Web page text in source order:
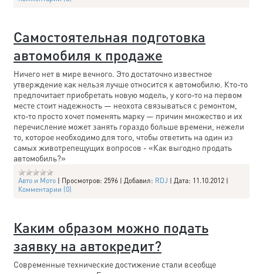
Самостоятельная подготовка
автомобиля к продаже
Ничего нет в мире вечного. Это достаточно известное
утверждение как нельзя лучше относится к автомобилю. Кто-то
предпочитает приобретать новую модель, у кого-то на первом
месте стоит надежность — неохота связываться с ремонтом,
кто-то просто хочет поменять марку — причин множество и их
перечисление может занять гораздо больше времени, нежели
то, которое необходимо для того, чтобы ответить на один из
самых животрепещущих вопросов - «Как выгодно продать
автомобиль?»
Авто и Мото | Просмотров: 2596 | Добавил: RDJ | Дата: 11.10.2012 |
Комментарии (0)
Каким образом можно подать
заявку на автокредит?
Современные технические достижение стали всеобще